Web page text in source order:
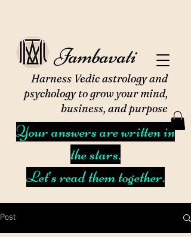
Jambavati
Harness Vedic astrology and
psychology to grow your mind,
business, and purpose
Your answers are written in
the stars.
Let’s read them together.
Post